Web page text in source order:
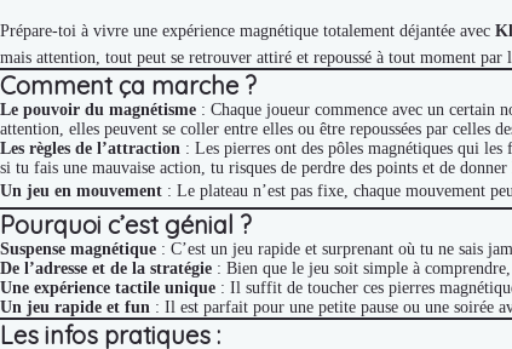
Prépare-toi à vivre une expérience magnétique totalement déjantée avec
mais attention, tout peut se retrouver attiré et repoussé à tout moment par
Comment ça marche ?
Le pouvoir du magnétisme : Chaque joueur commence avec un certain
attention, elles peuvent se coller entre elles ou être repoussées par celles
Les règles de l’attraction : Les pierres ont des pôles magnétiques qui
si tu fais une mauvaise action, tu risques de perdre des points et de donner
Un jeu en mouvement : Le plateau n’est pas fixe, chaque mouvement
Pourquoi c’est génial ?
Suspense magnétique : C’est un jeu rapide et surprenant où tu ne sais
De l’adresse et de la stratégie : Bien que le jeu soit simple à
Une expérience tactile unique : Il suffit de toucher ces pierres
Un jeu rapide et fun : Il est parfait pour une petite pause ou une soirée
Les infos pratiques :